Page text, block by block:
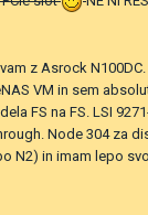
z Asrock
VM in sem
FS na FS. LSI
Node 304 za
N2) in imam lepo